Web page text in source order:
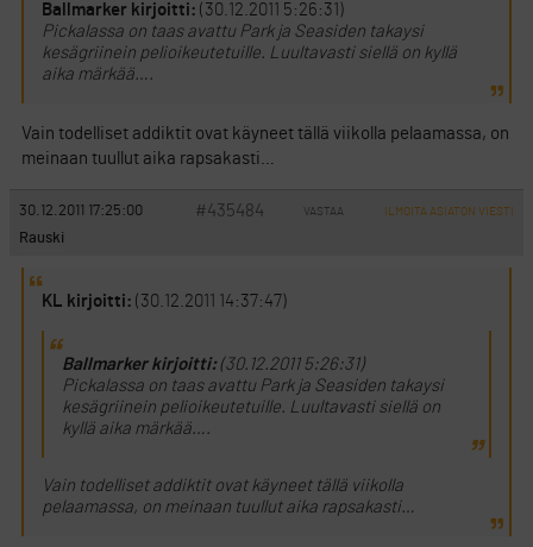
Ballmarker kirjoitti: (30.12.2011 5:26:31)
Pickalassa on taas avattu Park ja Seasiden takaysi
kesägriinein pelioikeutetuille. Luultavasti siellä on kyllä
aika märkää….
Vain todelliset addiktit ovat käyneet tällä viikolla pelaamassa, on
meinaan tuullut aika rapsakasti…
30.12.2011 17:25:00 #435484 VASTAA ILMOITA ASIATON VIESTI
Rauski
KL kirjoitti: (30.12.2011 14:37:47)
Ballmarker kirjoitti:(30.12.2011 5:26:31)
Pickalassa on taas avattu Park ja Seasiden takaysi
kesägriinein pelioikeutetuille. Luultavasti siellä on
kyllä aika märkää….
Vain todelliset addiktit ovat käyneet tällä viikolla
pelaamassa, on meinaan tuullut aika rapsakasti…